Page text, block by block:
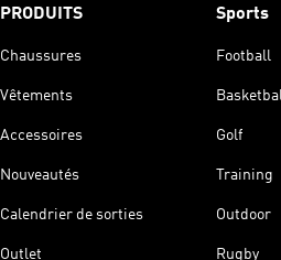
PRODUITS
Chaussures
Vêtements
Accessoires
Nouveautés
Calendrier de sorties
Outlet
Sports
Football
Golf
Training
Outdoor
Rugby